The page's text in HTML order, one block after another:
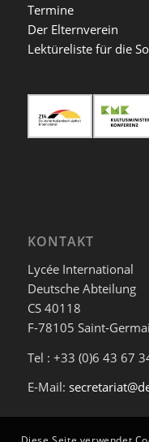
Termine
Der Elternverein
Lektüreliste für die
KONTAKT
Lycée International
Deutsche Abteilung
CS 40118
F-78105 Saint-
Tel : +33 (0)6 43 67
E-Mail: